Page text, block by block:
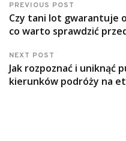
PREVIOUS POST
Czy tani lot gwarantuje
co warto sprawdzić
NEXT POST
Jak rozpoznać i uniknąć
kierunków podróży na